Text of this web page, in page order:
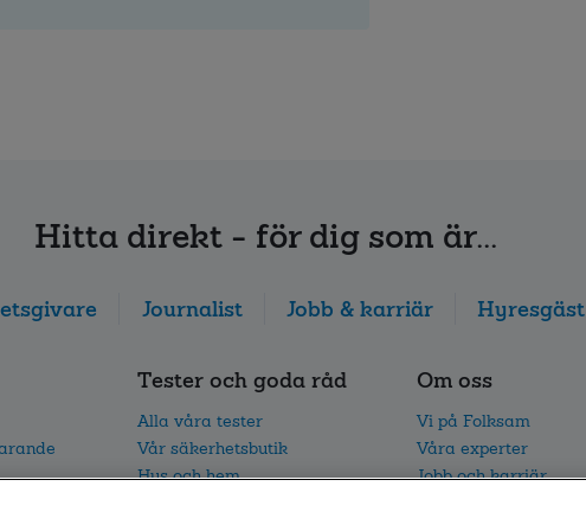
Hitta direkt - för dig som är...
Journalist Jobb & karriär
Hyresgäst
Tester och goda råd
Alla våra tester
Vår säkerhetsbutik
Hus och hem
Om oss
Vi på Folksam
Våra experter
Jobb och karriär